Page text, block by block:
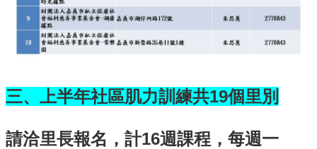
三、上半年社區肌力訓練共19個里別
請洽里長報名，計16週課程，每週一